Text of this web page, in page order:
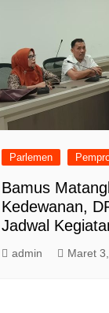
Parlemen
Bamus
Kedewanan,
Jadwal
admin Maret